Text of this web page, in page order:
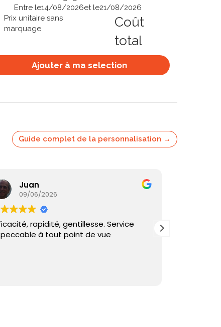
Entre le14/08/2026et le21/08/2026
Prix unitaire sans
marquage
Coût
total
Ajouter à ma selection
Guide complet de la personnalisation →
Juan
09/06/2026
rapidité, gentillesse. Service
à tout point de vue